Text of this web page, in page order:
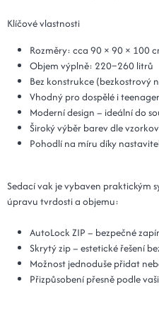
Klíčové vlastnosti
Rozměry: cca 90 × 90 × 100
Objem výplně: 220–260 litrů
Bez konstrukce (bezkostrový
Vhodný pro dospělé i
Moderní design – ideální do
Široký výběr barev dle
Pohodlí na míru díky
Sedací vak je vybaven praktickým
úpravu tvrdosti a objemu:
AutoLock ZIP – bezpečné
Skrytý zip – estetické řešení
Možnost jednoduše přidat
Přizpůsobení přesně podle